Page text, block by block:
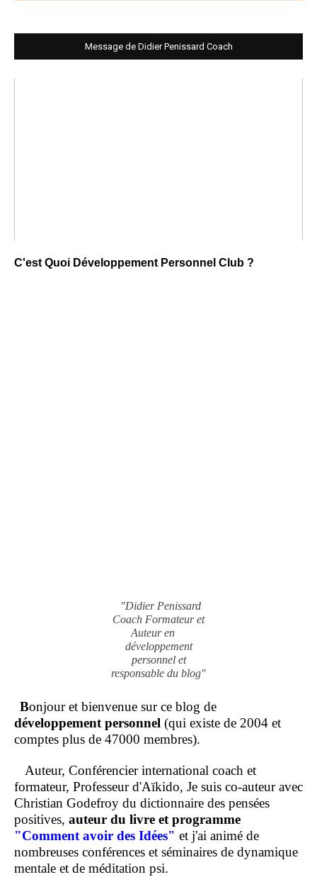
Message de Didier Penissard Coach
C'est Quoi Développement Personnel Club ?
"Didier Penissard
Coach Formateur et
Auteur en
développement
personnel et
responsable du blog"
Bonjour et bienvenue sur ce blog de
développement personnel (qui existe de 2004 et
comptes plus de 47000 membres).
Auteur, Conférencier international coach et
formateur, Professeur d'Aïkido, Je suis co-auteur avec
Christian Godefroy du dictionnaire des pensées
positives, auteur du livre et programme
"Comment avoir des Idées" et j'ai animé de
nombreuses conférences et séminaires de dynamique
mentale et de méditation psi.